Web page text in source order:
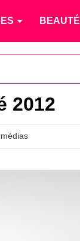
BEAUTÉ
2012